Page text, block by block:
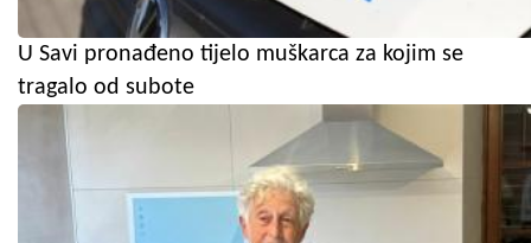
U Savi pronađeno tijelo muškarca za kojim se
tragalo od subote